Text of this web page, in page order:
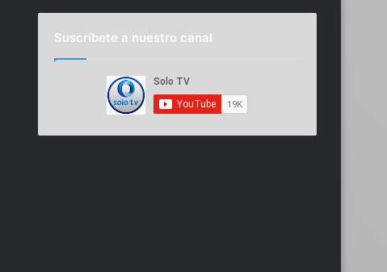
Suscríbete a nuestro canal